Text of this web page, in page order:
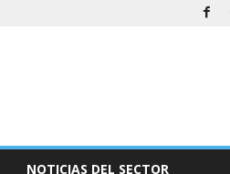
NOTICIAS DEL SECTOR